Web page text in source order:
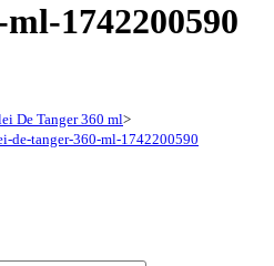
1742200590
De Tanger 360 ml>
de-tanger-360-ml-1742200590